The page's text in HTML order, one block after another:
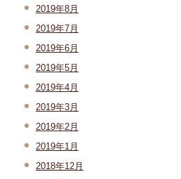
2019年8月
2019年7月
2019年6月
2019年5月
2019年4月
2019年3月
2019年2月
2019年1月
2018年12月